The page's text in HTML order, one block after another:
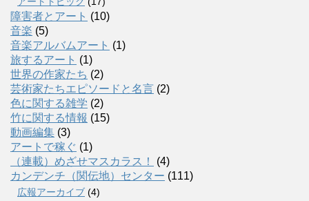
障害者とアート (10)
音楽 (5)
音楽アルバムアート (1)
旅するアート (1)
世界の作家たち (2)
芸術家たちエピソードと名言 (2)
色に関する雑学 (2)
竹に関する情報 (15)
動画編集 (3)
アートで稼ぐ (1)
（連載）めざせマスカラス！
(4)
カンデンチ（関伝地）センター (111)
広報アーカイブ (4)